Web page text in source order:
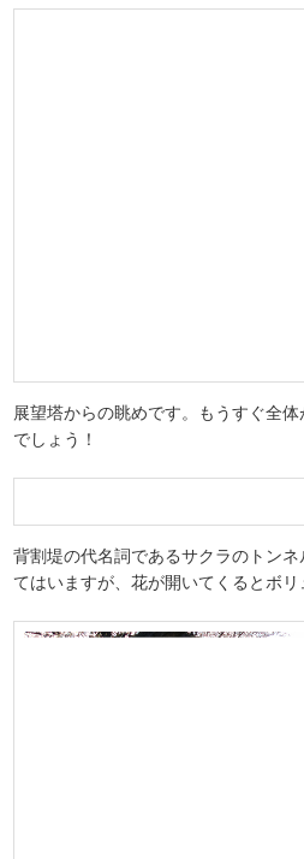
展望塔からの眺めです。もうすぐ全
でしょう！